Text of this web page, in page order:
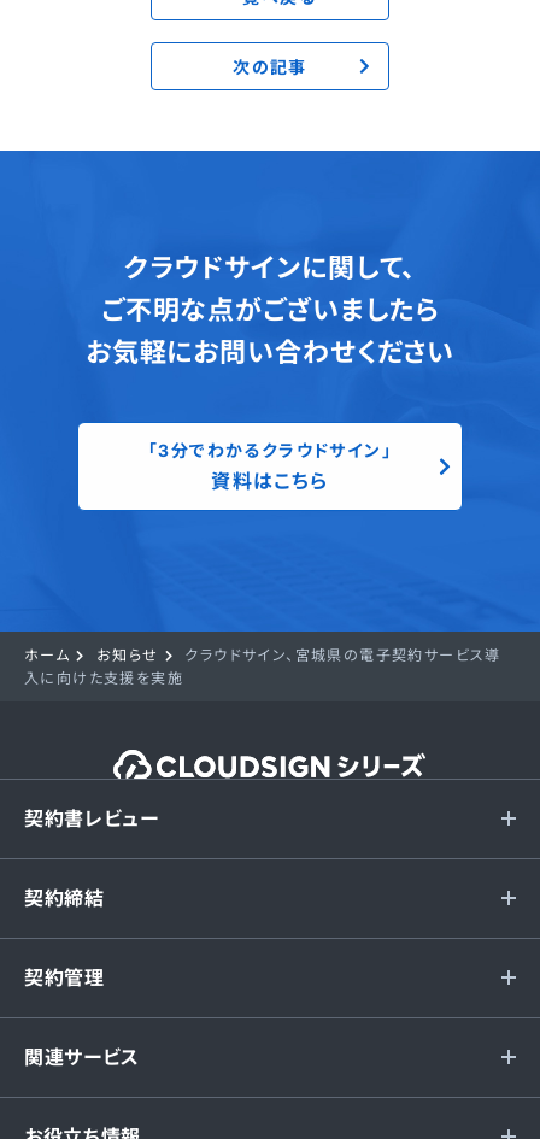
次の記事
クラウドサインに関して、
ご不明な点がございましたら
お気軽にお問い合わせください
「3分でわかるクラウドサイン」
資料はこちら
ホーム お知らせ
クラウドサイン、宮城県の電子契約サービス導
入に向けた支援を実施
契約書レビュー
契約締結
契約管理
関連サービス